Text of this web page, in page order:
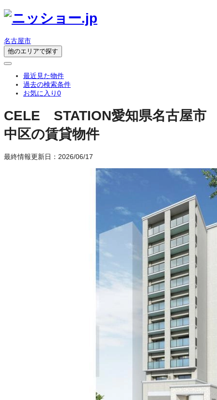
名古屋市
他のエリアで探す
最近見た物件
過去の検索条件
お気に入り0
CELE STATION愛知県名古屋市
中区の賃貸物件
最終情報更新日：2026/06/17